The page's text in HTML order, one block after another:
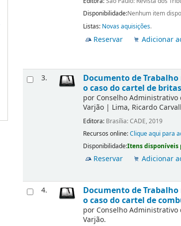
Disponibilidade:Nenhum item
Listas: Novas aquisições.
Reservar Adicionar
3.
Documento de Trabalho
o caso do cartel de
por Conselho Administrativo
Varjão | Lima, Ricardo
Editora: Brasília: CADE, 2019
Recursos online:Clique aqui para
Disponibilidade:Itens disponíveis
Reservar Adicionar
4.
Documento de Trabalho
o caso do cartel de
por Conselho Administrativo
Varjão.